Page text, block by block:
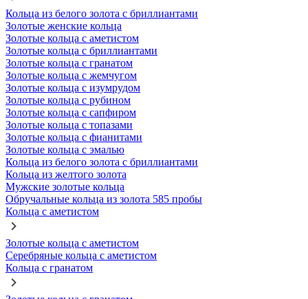
Кольца из белого золота с бриллиантами
Золотые женские кольца
Золотые кольца с аметистом
Золотые кольца с бриллиантами
Золотые кольца с гранатом
Золотые кольца с жемчугом
Золотые кольца с изумрудом
Золотые кольца с рубином
Золотые кольца с сапфиром
Золотые кольца с топазами
Золотые кольца с фианитами
Золотые кольца с эмалью
Кольца из белого золота с бриллиантами
Кольца из желтого золота
Мужские золотые кольца
Обручальные кольца из золота 585 пробы
Кольца с аметистом
Золотые кольца с аметистом
Серебряные кольца с аметистом
Кольца с гранатом